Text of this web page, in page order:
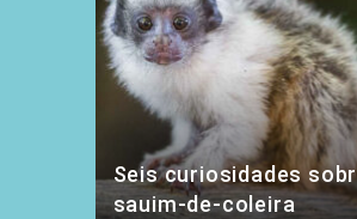
Seis curiosidades
sauim-de-coleira